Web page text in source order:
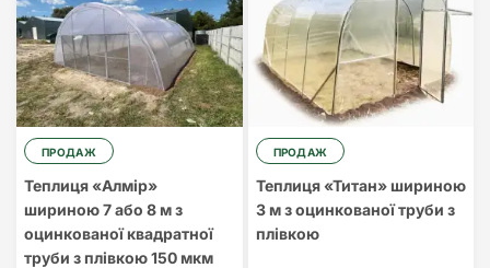
ПРОДАЖ
Теплиця «Алмір»
шириною 7 або 8 м з
оцинкованої квадратної
труби з плівкою 150 мкм
ПРОДАЖ
Теплиця «Титан» шириною
3 м з оцинкованої труби з
плівкою